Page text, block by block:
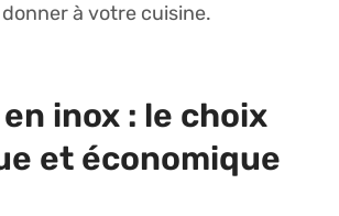
à votre cuisine.
inox : le choix
et économique